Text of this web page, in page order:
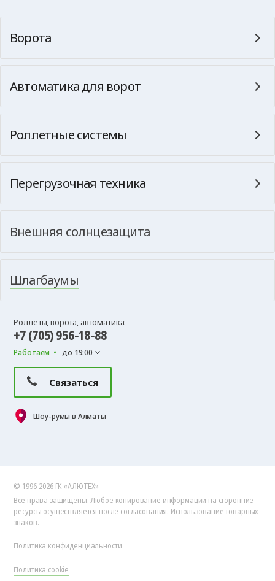
Ворота
Автоматика для ворот
Роллетные системы
Перегрузочная техника
Внешняя солнцезащита
Шлагбаумы
Роллеты, ворота, автоматика:
+7 (705) 956-18-88
Работаем до 19:00
Связаться
Шоу-румы в Алматы
© 1996-2026 ГК «АЛЮТЕХ»
Все права защищены. Любое копирование информации на сторонние
ресурсы осуществляется после согласования. Использование товарных
знаков.
Политика конфиденциальности
Политика cookie